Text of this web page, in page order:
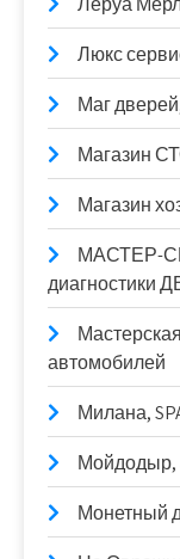
Люкс
Маг
Магазин
Магазин
МАСТЕР-
диагностики
автомобилей
Милана,
Мойдодыр,
Монетный